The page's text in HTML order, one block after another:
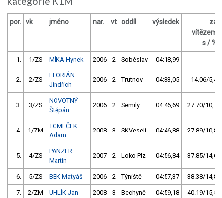
por. vk jméno nar. vt oddíl výsledek
za
vítězem
s / %
1. 1/ZS MÍKA Hynek 2006 2 Soběslav 04:18,99
2. 2/ZS
FLORIÁN
Jindřich
2006 2 Trutnov 04:33,05 14.06/5,4
3. 3/ZS
NOVOTNÝ
Štěpán
2006 2 Semily 04:46,69 27.70/10,7
4. 1/ZM
TOMEČEK
Adam
2008 3 SKVeselí 04:46,88 27.89/10,8
5. 4/ZS
PANZER
Martin
2007 2 Loko Plz 04:56,84 37.85/14,6
6. 5/ZS BEK Matyáš 2006 2 Týniště 04:57,37 38.38/14,8
7. 2/ZM UHLÍK Jan 2008 3 Bechyně 04:59,18 40.19/15,5